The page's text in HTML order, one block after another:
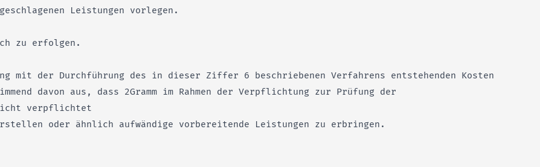
Leistungen vorlegen.
zu erfolgen.
mit der Durchführung des in dieser Ziffer 6 beschriebenen Verfahrens entstehenden Kosten
davon aus, dass 2Gramm im Rahmen der Verpflichtung zur Prüfung der
verpflichtet
oder ähnlich aufwändige vorbereitende Leistungen zu erbringen.